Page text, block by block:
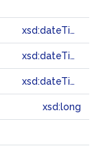
xsd:dateTime
xsd:dateTime
xsd:dateTime
xsd:long